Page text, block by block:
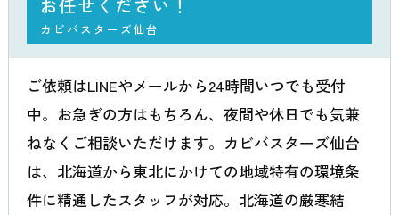
お任せください！
カビバスターズ仙台
ご依頼はLINEやメールから24時間いつでも受付
中。お急ぎの方はもちろん、夜間や休日でも気兼
ねなくご相談いただけます。カビバスターズ仙台
は、北海道から東北にかけての地域特有の環境条
件に精通したスタッフが対応。北海道の厳寒結